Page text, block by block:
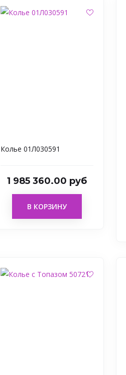
Колье 01Л030591
1 985 360.00 руб
В КОРЗИНУ